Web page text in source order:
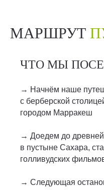
МАРШРУТ
ЧТО МЫ
→ Начнём наше
с берберской
городом Марракеш
→ Доедем до
в пустыне Сахара,
голливудских
→ Следующая